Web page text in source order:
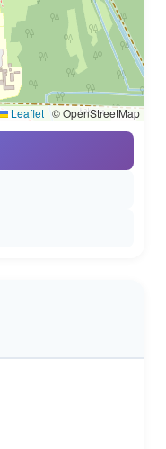
Leaflet | © OpenStreetMap